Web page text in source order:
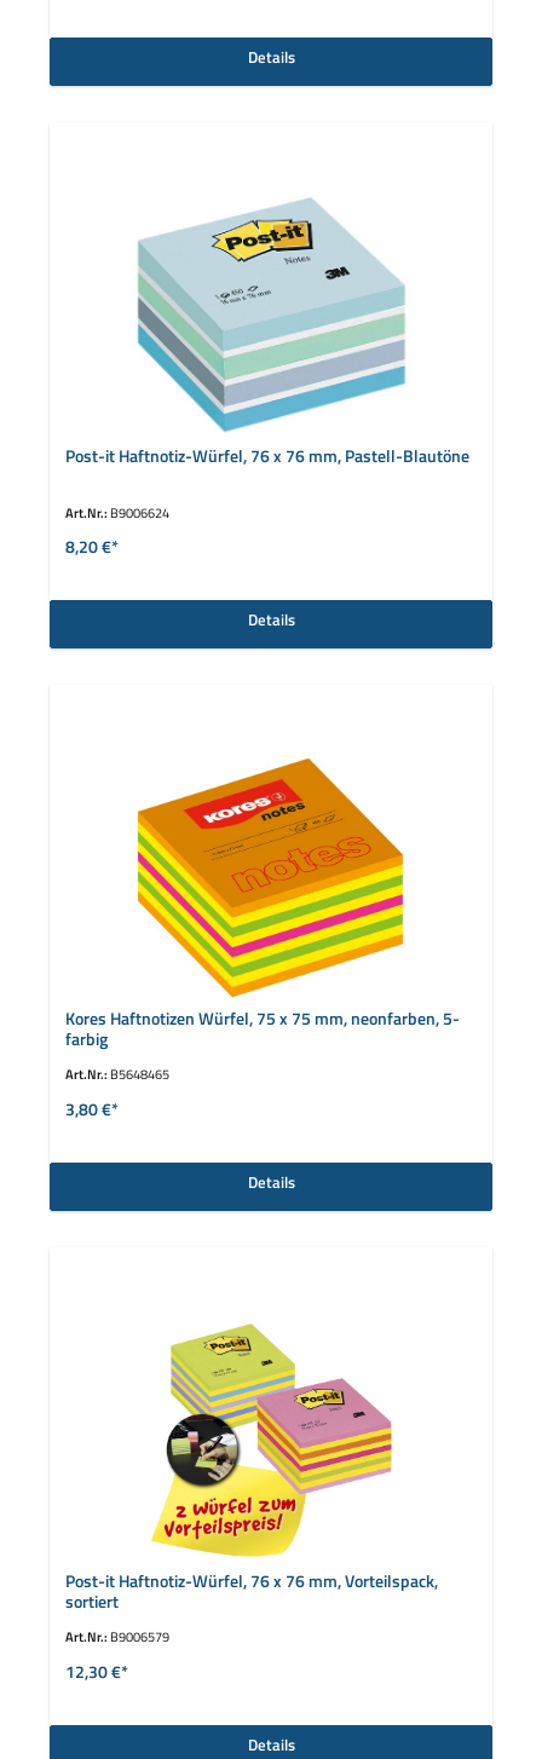
Details
Post-it Haftnotiz-Würfel, 76 x 76 mm, Pastell-Blautöne
Art.Nr.: B9006624
8,20 €*
Details
Kores Haftnotizen Würfel, 75 x 75 mm, neonfarben, 5-
farbig
Art.Nr.: B5648465
3,80 €*
Details
Post-it Haftnotiz-Würfel, 76 x 76 mm, Vorteilspack,
sortiert
Art.Nr.: B9006579
12,30 €*
Details